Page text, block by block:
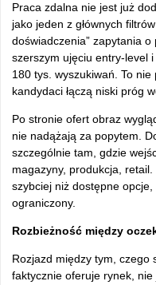
Praca zdalna nie jest już
jako jeden z głównych
doświadczenia” zapytania
szerszym ujęciu entry-level
180 tys. wyszukiwań. To nie
kandydaci łączą niski próg
Po stronie ofert obraz
nie nadążają za popytem.
szczególnie tam, gdzie
magazyny, produkcja,
szybciej niż dostępne
ograniczony.
Rozbieżność między
Rozjazd między tym, czego
faktycznie oferuje rynek,